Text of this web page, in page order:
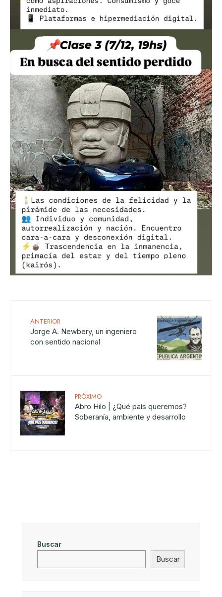
ANTERIOR
Jorge A. Newbery, un ingeniero
con sentido nacional
PRÓXIMO
Abro Hilo | ¿Qué país queremos?
Soberanía, ambiente y desarrollo
Buscar
Buscar